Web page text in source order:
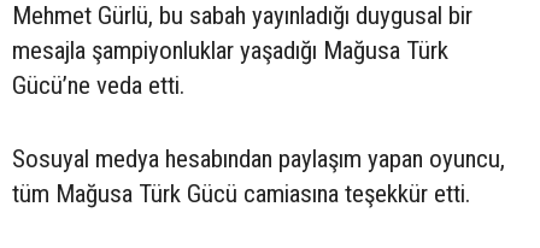
Mehmet Gürlü, bu sabah yayınladığı duygusal bir
mesajla şampiyonluklar yaşadığı Mağusa Türk
Gücü’ne veda etti.
Sosuyal medya hesabından paylaşım yapan oyuncu,
tüm Mağusa Türk Gücü camiasına teşekkür etti.